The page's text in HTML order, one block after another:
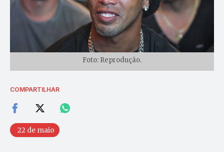
Foto: Reprodução.
COMPARTILHAR
22 de maio